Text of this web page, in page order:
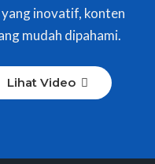
inovatif, konten
mudah dipahami.
Lihat Video